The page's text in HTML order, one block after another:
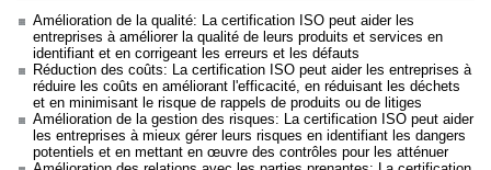
Amélioration de la qualité: La certification ISO peut aider les
entreprises à améliorer la qualité de leurs produits et services en
identifiant et en corrigeant les erreurs et les défauts
Réduction des coûts: La certification ISO peut aider les entreprises à
réduire les coûts en améliorant l'efficacité, en réduisant les déchets
et en minimisant le risque de rappels de produits ou de litiges
Amélioration de la gestion des risques: La certification ISO peut aider
les entreprises à mieux gérer leurs risques en identifiant les dangers
potentiels et en mettant en œuvre des contrôles pour les atténuer